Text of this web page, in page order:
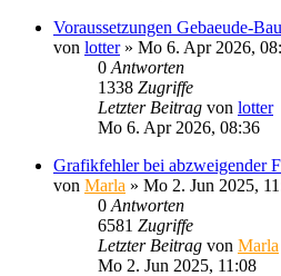
Voraussetzungen Gebaeude-Bau
von lotter» Mo 6. Apr 2026,
0 Antworten
1338 Zugriffe
Letzter Beitrag von lotter
Mo 6. Apr 2026, 08:36
Grafikfehler bei abzweigender
von Marla » Mo 2. Jun 2025,
0 Antworten
6581 Zugriffe
Letzter Beitrag von Marla
Mo 2. Jun 2025, 11:08